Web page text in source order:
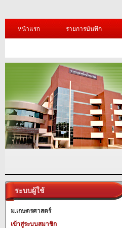
หน้าแรก รายการบันทึก
ระบบผู้ใช้
ม.เกษตรศาสตร์
เข้าสู่ระบบสมาชิก